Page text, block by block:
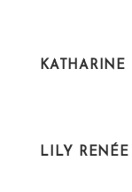
KATHARINE
LILY RENÉE